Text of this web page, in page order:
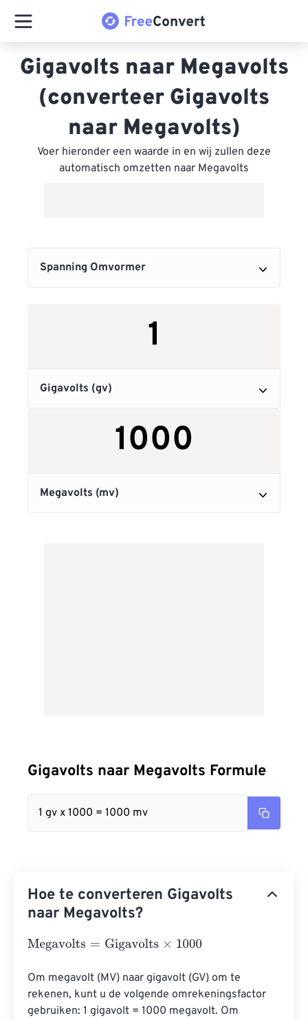
Gigavolts naar Megavolts
(converteer Gigavolts
naar Megavolts)
Voer hieronder een waarde in en wij zullen deze
automatisch omzetten naar Megavolts
Gigavolts naar Megavolts Formule
1 gv x 1000 = 1000 mv
Hoe te converteren Gigavolts
naar Megavolts?
Megavolts= Gigavolts×1000
Om megavolt (MV) naar gigavolt (GV) om te
rekenen, kunt u de volgende omrekeningsfactor
gebruiken: 1 gigavolt = 1000 megavolt. Om